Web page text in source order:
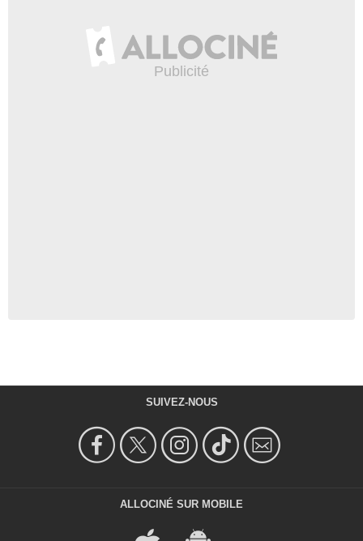
SUIVEZ-NOUS
ALLOCINÉ SUR MOBILE